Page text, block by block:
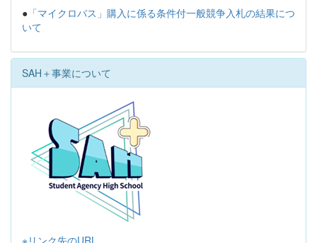
● 「マイクロバス」購入に係る条件付一般競争入札の結果につ
いて
SAH＋事業について